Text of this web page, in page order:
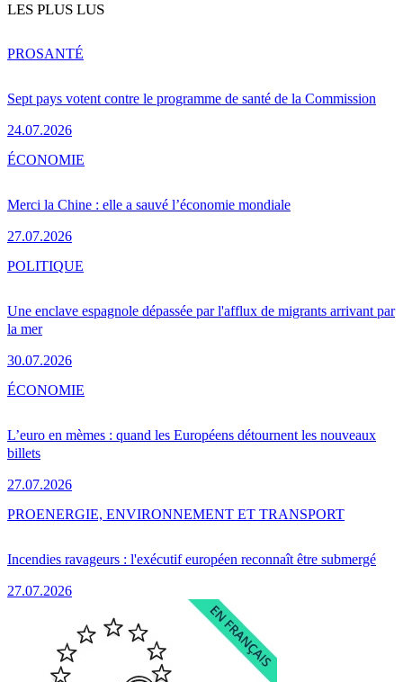
LES PLUS LUS
Sept pays votent contre le programme de santé de la Commission
24.07.2026
PROSANTÉ
Merci la Chine : elle a sauvé l’économie mondiale
27.07.2026
ÉCONOMIE
Une enclave espagnole dépassée par l'afflux de migrants arrivant par
la mer
30.07.2026
POLITIQUE
L’euro en mèmes : quand les Européens détournent les nouveaux
billets
27.07.2026
ÉCONOMIE
Incendies ravageurs : l'exécutif européen reconnaît être submergé
27.07.2026
PROENERGIE, ENVIRONNEMENT ET TRANSPORT